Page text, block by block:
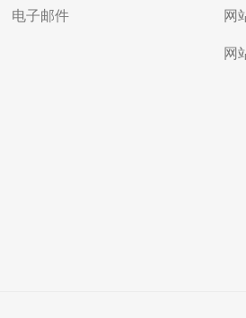
电子邮件 网
网